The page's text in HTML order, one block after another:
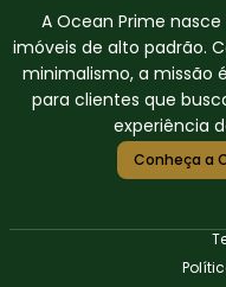
A Ocean Prime
imóveis de alto padrão.
minimalismo, a missão
para clientes que
experiência
Conheça a